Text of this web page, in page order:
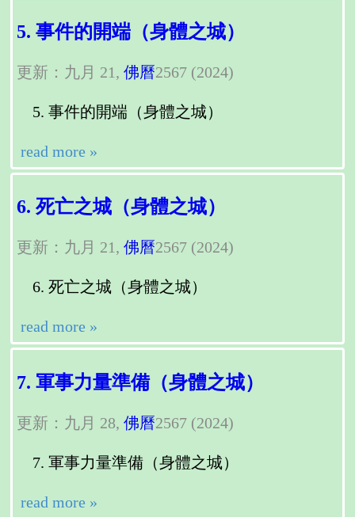
5. 事件的開端（身體之城）
更新：九月 21, 佛曆2567 (2024)
事件的開端（身體之城）
read more »
6. 死亡之城（身體之城）
更新：九月 21, 佛曆2567 (2024)
死亡之城（身體之城）
read more »
7. 軍事力量準備（身體之城）
更新：九月 28, 佛曆2567 (2024)
軍事力量準備（身體之城）
read more »